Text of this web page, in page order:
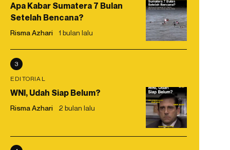
Apa Kabar Sumatera 7 Bulan
Setelah Bencana?
Risma Azhari 1 bulan lalu
3
EDITORIAL
WNI, Udah Siap Belum?
Risma Azhari 2 bulan lalu